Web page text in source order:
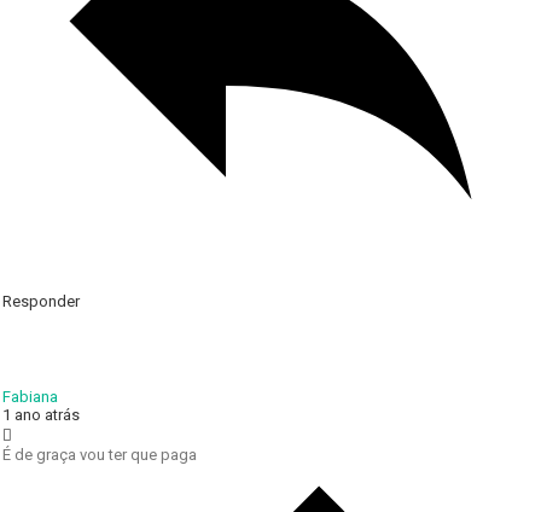
Responder
Fabiana
1 ano atrás
É de graça vou ter que paga